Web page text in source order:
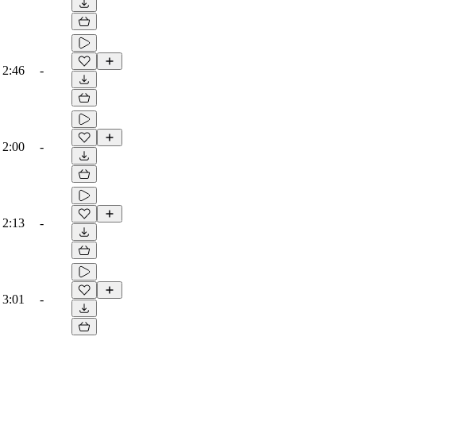
2:46 -
2:00 -
2:13 -
3:01 -